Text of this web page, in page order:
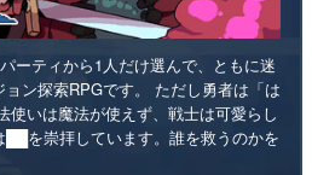
ーティから1人だけ選んで、ともに迷
ン探索RPGです。 ただし勇者は「は
使いは魔法が使えず、戦士は可愛らし
を崇拝しています。誰を救うのかを